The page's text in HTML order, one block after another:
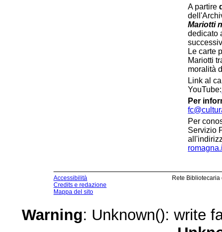
A partire
Mariotti
dedicato
Le carte
Mariotti
moralità
Link al
YouTube:
Per
Per
Servizio
Accessibilità
Credits e redazione
Mappa del sito
Rete
Warning: Unknown(): write